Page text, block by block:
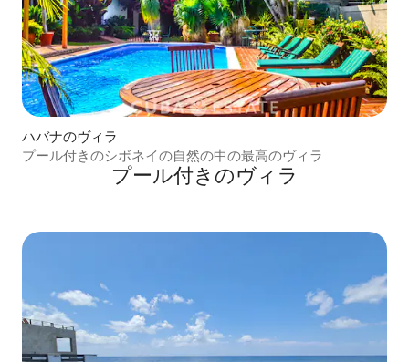
ハバナのヴィラ
プール付きのシボネイの自然の中の最高のヴィラ
プール付きのヴィラ